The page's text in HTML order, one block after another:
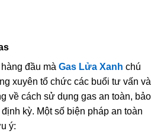
đầu mà Gas Lửa Xanh chú
xuyên tổ chức các buổi tư vấn và
về cách sử dụng gas an toàn, bảo
kỳ. Một số biện pháp an toàn
ý: